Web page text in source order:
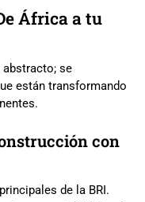
África a tu
abstracto; se
están transformando
con
de la BRI.